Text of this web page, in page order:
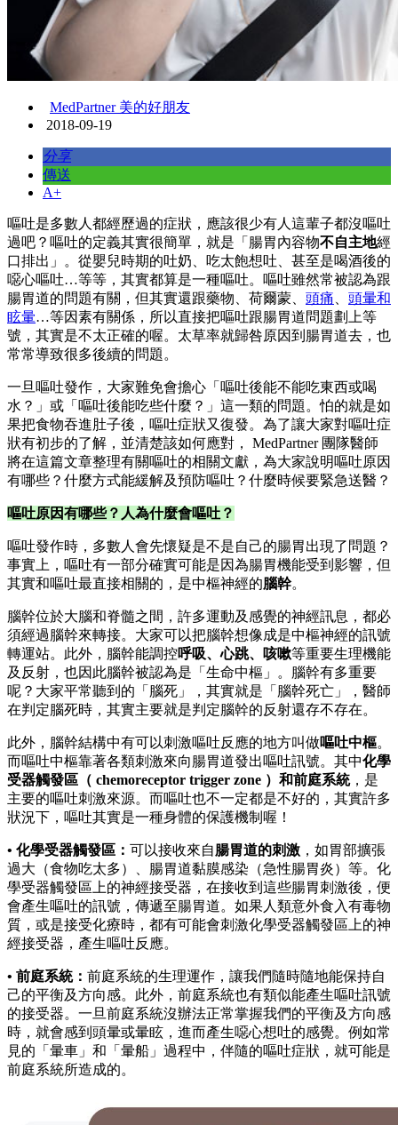
MedPartner 美的好朋友
2018-09-19
分享
傳送
A+
嘔吐是多數人都經歷過的症狀，應該很少有人這輩子都沒嘔吐
過吧？嘔吐的定義其實很簡單，就是「腸胃內容物不自主地經
口排出」。從嬰兒時期的吐奶、吃太飽想吐、甚至是喝酒後的
噁心嘔吐…等等，其實都算是一種嘔吐。嘔吐雖然常被認為跟
腸胃道的問題有關，但其實還跟藥物、荷爾蒙、 頭痛
頭暈和
眩暈…等因素有關係，所以直接把嘔吐跟腸胃道問題劃上等
號，其實是不太正確的喔。太草率就歸咎原因到腸胃道去，也
常常導致很多後續的問題。
一旦嘔吐發作，大家難免會擔心「嘔吐後能不能吃東西或喝
水？」或「嘔吐後能吃些什麼？」這一類的問題。怕的就是如
果把食物吞進肚子後，嘔吐症狀又復發。為了讓大家對嘔吐症
狀有初步的了解，並清楚該如何應對， MedPartner 團隊醫師
將在這篇文章整理有關嘔吐的相關文獻，為大家說明嘔吐原因
有哪些？什麼方式能緩解及預防嘔吐？什麼時候要緊急送醫？
嘔吐原因有哪些？人為什麼會嘔吐？
嘔吐發作時，多數人會先懷疑是不是自己的腸胃出現了問題？
事實上，嘔吐有一部分確實可能是因為腸胃機能受到影響，但
其實和嘔吐最直接相關的，是中樞神經的腦幹。
腦幹位於大腦和脊髓之間，許多運動及感覺的神經訊息，都必
須經過腦幹來轉接。大家可以把腦幹想像成是中樞神經的訊號
轉運站。此外，腦幹能調控呼吸、心跳、咳嗽等重要生理機能
及反射，也因此腦幹被認為是「生命中樞」。腦幹有多重要
呢？大家平常聽到的「腦死」，其實就是「腦幹死亡」，醫師
在判定腦死時，其實主要就是判定腦幹的反射還存不存在。
此外，腦幹結構中有可以刺激嘔吐反應的地方叫做嘔吐中樞。
而嘔吐中樞靠著各類刺激來向腸胃道發出嘔吐訊號。其中化學
受器觸發區（ chemoreceptor trigger zone ）和前庭系統，是
主要的嘔吐刺激來源。而嘔吐也不一定都是不好的，其實許多
狀況下，嘔吐其實是一種身體的保護機制喔！
• 化學受器觸發區： 可以接收來自腸胃道的刺激 ，如胃部擴張
過大（食物吃太多）、腸胃道黏膜感染（急性腸胃炎）等。化
學受器觸發區上的神經接受器，在接收到這些腸胃刺激後，便
會產生嘔吐的訊號，傳遞至腸胃道。如果人類意外食入有毒物
質，或是接受化療時，都有可能會刺激化學受器觸發區上的神
經接受器，產生嘔吐反應。
• 前庭系統： 前庭系統的生理運作，讓我們隨時隨地能保持自
己的平衡及方向感。此外，前庭系統也有類似能產生嘔吐訊號
的接受器。一旦前庭系統沒辦法正常掌握我們的平衡及方向感
時，就會感到頭暈或暈眩，進而產生噁心想吐的感覺。例如常
見的「暈車」和「暈船」過程中，伴隨的嘔吐症狀，就可能是
前庭系統所造成的。